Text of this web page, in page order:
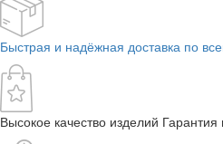
Быстрая и надёжная доставка по
Высокое качество изделий Гарантия